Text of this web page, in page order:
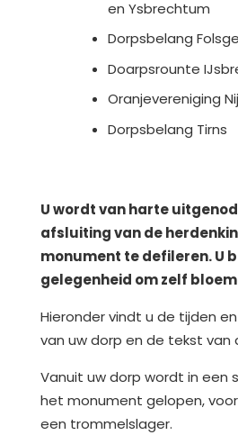
en Ysbrechtum
Dorpsbelang
Doarpsrounte
Oranjevereniging
Dorpsbelang Tirns
U wordt van harte
afsluiting van de
monument te defileren. U
gelegenheid om zelf
Hieronder vindt u de tijden
van uw dorp en de tekst van
Vanuit uw dorp wordt in een
het monument gelopen,
een trommelslager.